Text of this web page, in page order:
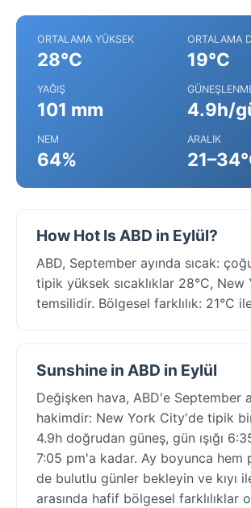
ORTALAMA YÜKSEK
28°C
ORTALAMA
19°C
YAĞIŞ
101 mm 4.9h/
NEM
64%
ARALIK
How Hot Is ABD in Eylül?
ABD, September ayında sıcak:
tipik yüksek sıcaklıklar 28°C,
temsilidir. Bölgesel farklılık: 21°C
Sunshine in ABD in Eylül
Değişken hava, ABD'e September
hakimdir: New York City'de tipik
4.9h doğrudan güneş, gün ışığı
7:05 pm'a kadar. Ay boyunca hem
de bulutlu günler bekleyin ve kıyı
arasında hafif bölgesel farklılıklar